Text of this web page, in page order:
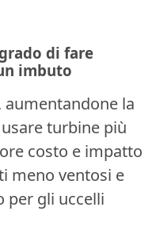
di fare
imbuto
aumentandone la
turbine più
costo e impatto
meno ventosi e
per gli uccelli